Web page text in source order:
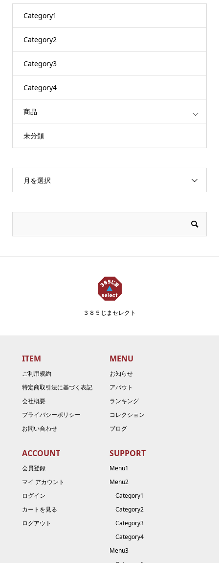
Category1
Category2
Category3
Category4
商品
未分類
月を選択
３８５じまセレクト
ITEM
ご利用規約
特定商取引法に基づく表記
会社概要
プライバシーポリシー
お問い合わせ
MENU
お知らせ
アバウト
ランキング
コレクション
ブログ
ACCOUNT
会員登録
マイ アカウント
ログイン
カートを見る
ログアウト
SUPPORT
Menu1
Menu2
Category1
Category2
Category3
Category4
Menu3